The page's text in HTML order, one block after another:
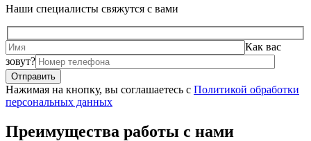
Наши специалисты свяжутся с вами
Как вас
зовут?
Нажимая на кнопку, вы соглашаетесь с Политикой обработки
персональных данных
Преимущества работы с нами